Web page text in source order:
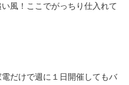
風！ここでがっちり仕入れて
だけで週に１日開催してもバ